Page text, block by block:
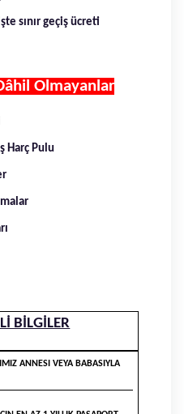
sınır geçiş ücreti
Olmayanlar
Harç Pulu
BİLGİLER
ANNESI VEYA BABASIYLA